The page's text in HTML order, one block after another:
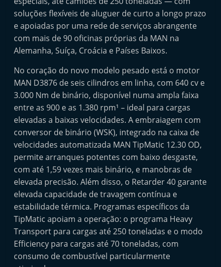
soluções flexíveis de aluguer de curto a longo prazo
e apoiadas por uma rede de serviços abrangente
com mais de 90 oficinas próprias da MAN na
Alemanha, Suíça, Croácia e Países Baixos.
No coração do novo modelo pesado está o motor
MAN D3876 de seis cilindros em linha, com 640 cv e
3.000 Nm de binário, disponível numa ampla faixa
entre as 900 e as 1.380 rpm¹ – ideal para cargas
elevadas a baixas velocidades. A embraiagem com
conversor de binário (WSK), integrado na caixa de
velocidades automatizada MAN TipMatic 12.30 OD,
permite arranques potentes com baixo desgaste,
com até 1,59 vezes mais binário, e manobras de
elevada precisão. Além disso, o Retarder 40 garante
elevada capacidade de travagem contínua e
estabilidade térmica. Programas específicos da
TipMatic apoiam a operação: o programa Heavy
Transport para cargas até 250 toneladas e o modo
Efficiency para cargas até 70 toneladas, com
consumo de combustível particularmente